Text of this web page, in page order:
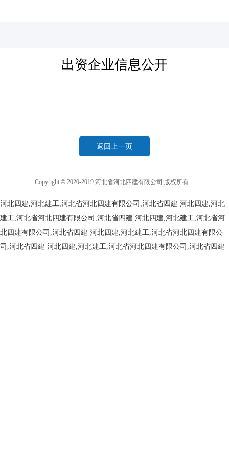
出资企业信息公开
返回上一页
Copyright © 2020-2019 河北省河北四建有限公司 版权所有
河北四建,河北建工,河北省河北四建有限公司,河北省四建 河北四建,河北
建工,河北省河北四建有限公司,河北省四建 河北四建,河北建工,河北省河
北四建有限公司,河北省四建 河北四建,河北建工,河北省河北四建有限公
司,河北省四建 河北四建,河北建工,河北省河北四建有限公司,河北省四建